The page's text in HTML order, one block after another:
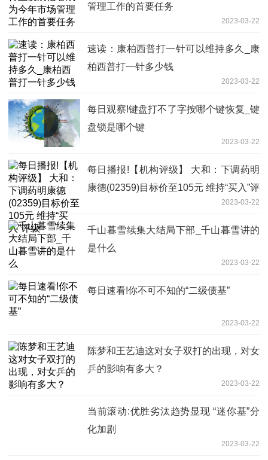
管理工作的首要任务
2023-03-22
速读：康柏西普打一针可以维持多久_康
柏西普打一针多少钱
2023-03-22
每日观察!键盘打不了字按哪个键恢复_键
盘锁是哪个键
2023-03-22
每日播报!【机构评级】 大和：下调药明
康德(02359)目标价至105元 维持“买入”评
2023-03-22
千山暮雪续集大结局下部_千山暮雪讲的
是什么
2023-03-22
每日速看!你不可不知的“二级债基”
2023-03-22
陈梦和王艺迪这对女子双打的出现，对女
乒的影响有多大？
2023-03-22
当前滚动:优胜劣汰趋势显现 “迷你基”分
化加剧
2023-03-22